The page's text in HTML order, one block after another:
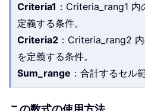
Criteria1 ：Criteria_rang1
定義する条件。
Criteria2 ：Criteria_rang2
を定義する条件。
Sum_range ：合計するセル